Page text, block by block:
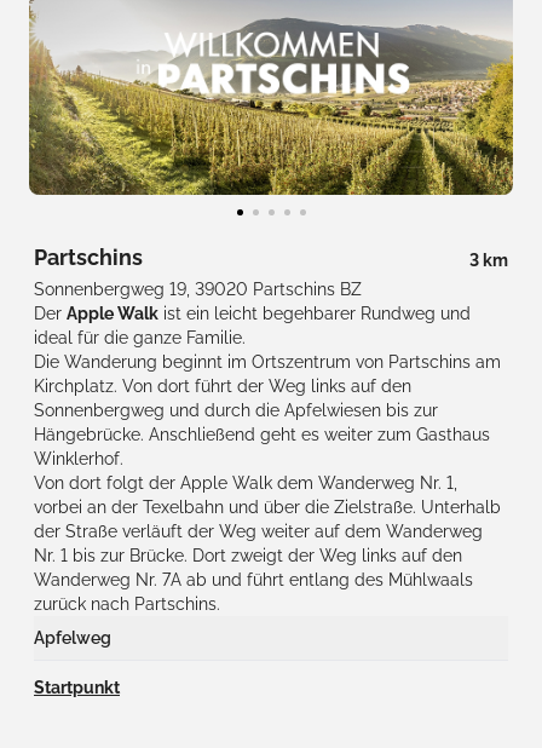
Partschins
3 km
Sonnenbergweg 19, 39020 Partschins BZ
Der Apple Walk ist ein leicht begehbarer Rundweg und
ideal für die ganze Familie.
Die Wanderung beginnt im Ortszentrum von Partschins am
Kirchplatz. Von dort führt der Weg links auf den
Sonnenbergweg und durch die Apfelwiesen bis zur
Hängebrücke. Anschließend geht es weiter zum Gasthaus
Winklerhof.
Von dort folgt der Apple Walk dem Wanderweg Nr. 1,
vorbei an der Texelbahn und über die Zielstraße. Unterhalb
der Straße verläuft der Weg weiter auf dem Wanderweg
Nr. 1 bis zur Brücke. Dort zweigt der Weg links auf den
Wanderweg Nr. 7A ab und führt entlang des Mühlwaals
zurück nach Partschins.
Apfelweg
An 12 Stationen entdecken Sie Wissenswertes rund um den
Apfelanbau im Vinschgau.
Startpunkt